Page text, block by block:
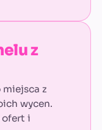
z
miejsca z
wycen.
ofert i